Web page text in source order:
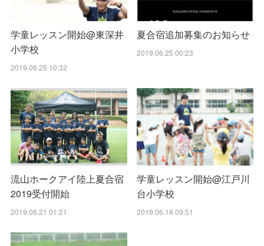
学童レッスン開始@東深井
小学校
2019.06.25 10:32
夏合宿追加募集のお知らせ
2019.06.25 00:23
流山ホークアイ陸上夏合宿
2019受付開始
2019.06.21 01:21
学童レッスン開始@江戸川
台小学校
2019.06.18 09:51